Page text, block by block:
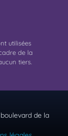
utilisées
de la
tiers.
de la